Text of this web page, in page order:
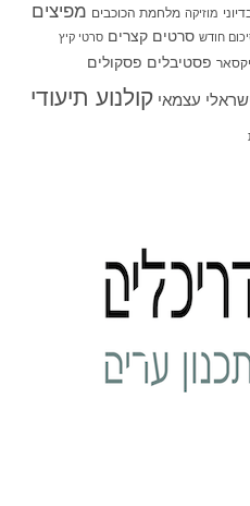
מוזיקה מלחמת הכוכבים מפיצים
חודש סרטים קצרים סרטי קיץ
פסטיבלים פסקולים
עצמאי קולנוע תיעודי